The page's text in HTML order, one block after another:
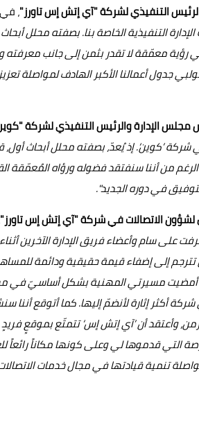
التنفيذي لشركة "آي إتش إس تاورز"،
التنفيذية الخاصة بنا. بصفته محلل
رؤية معمّقة لا تقدر بثمن إلى جانب
جدول أعمالنا الأكبر الهادف لمواصلة
الإدارة والرئيس التنفيذي لشركة
شركة ’كوين‘. إذ يُعدّ، بصفته محلل أبحاث
من أننا سنفتقد فضوله ورؤاه المُعمّقة
في دوره الجديد".
لشؤون الاتصالات في شركة "آي إتش إس تاورز"
على سام وأعضاء فريق الإدارة الآخرين
إلى إضفاء قيمة حقيقية ودائمة
مسيرتي المهنية بشكل أساسيّ في مجال
أكثر إثارة لأنضمّ إليها. كما أتوقع أننا
وأعتقد أن ’آي إتش إس‘ تتمتّع بموقعٍ
التي قدموها لي وعلى كونها مكاناً رائعاً
تنمية قيادتها في مجال خدمات